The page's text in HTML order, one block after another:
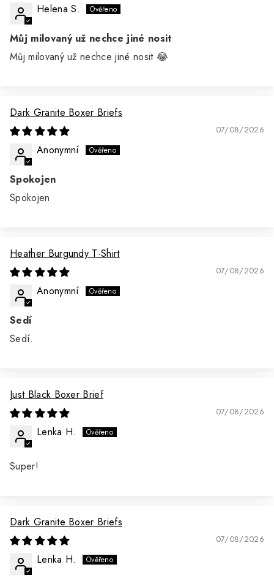
Helena S.
Můj milovaný už nechce jiné nosit
Můj milovaný už nechce jiné nosit 😂
Dark Granite Boxer Briefs
07/08/2026
Anonymní
Spokojen
Spokojen
Heather Burgundy T-Shirt
07/08/2026
Anonymní
Sedí
Sedí.
Just Black Boxer Brief
07/08/2026
Lenka H.
Super!
Dark Granite Boxer Briefs
07/08/2026
Lenka H.